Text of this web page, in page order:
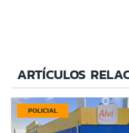
ARTÍCULOS
POLICIAL